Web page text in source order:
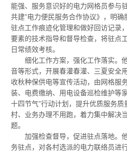
能强、服务意识好的电力网格员参与
共建”电力便民服务合作协议》，明
驻点工作痕迹化管理和做好回访记录
要素的技术指导和督导检查，将驻点
日常绩效考核。
细化工作方案，强化工作落实。
音等形式，开展春灌春灌、三夏安全
收秋种保供电等宣传活动，由网格服
装、电费缴纳、用电设备巡检维护等
十四节气”行动计划，提升优质服务
村、业务办理不用跑，着力集中解决
题。
加强检查督导，促进驻点落地。
务驻点，对各村选派的电力联络员进